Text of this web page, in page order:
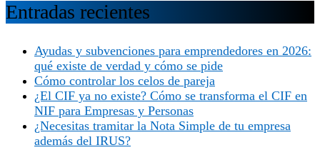
Entradas recientes
Ayudas y subvenciones para emprendedores en 2026:
qué existe de verdad y cómo se pide
Cómo controlar los celos de pareja
¿El CIF ya no existe? Cómo se transforma el CIF en
NIF para Empresas y Personas
¿Necesitas tramitar la Nota Simple de tu empresa
además del IRUS?